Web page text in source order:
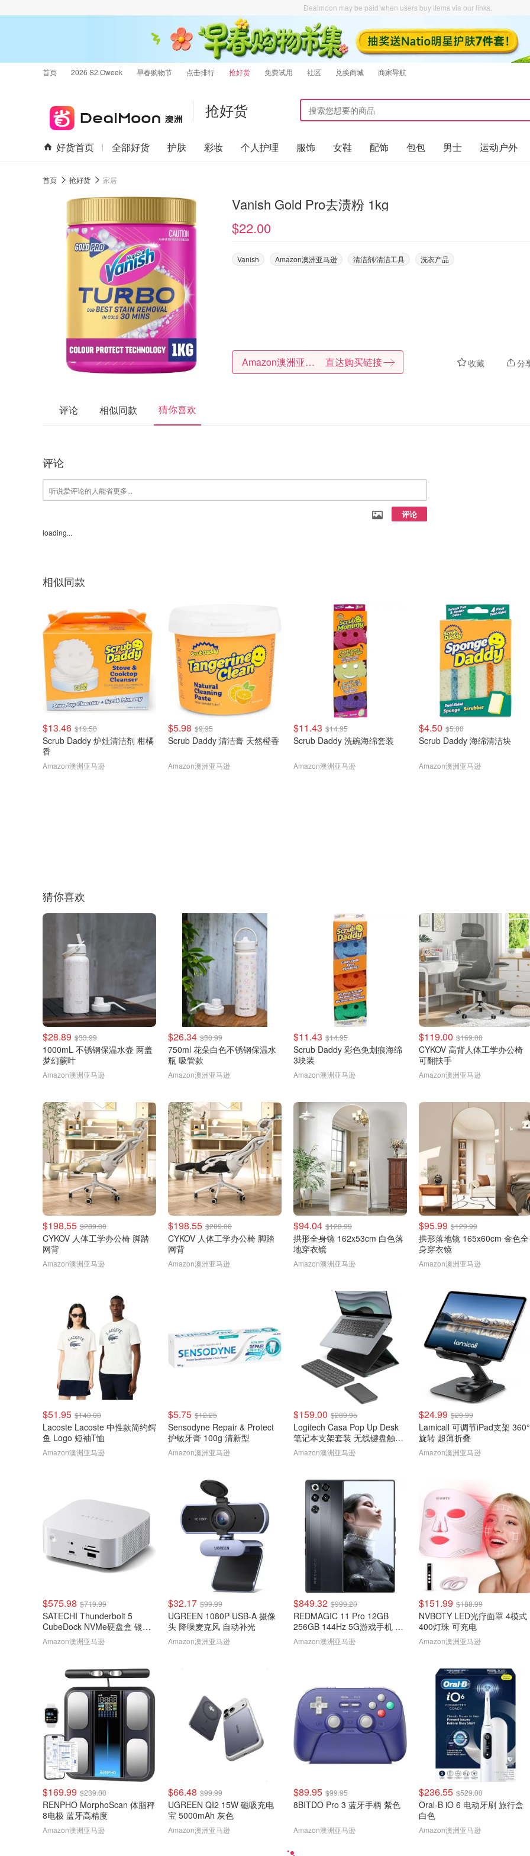
Dealmoon may be paid when users buy items via our links.
首页 2026 S2 Oweek 早春购物节 点击排行 抢好货 免费试用 社区 兑换商城 商家导航
抢好货
好货首页 全部好货 护肤 彩妆 个人护理 服饰 女鞋 配饰 包包 男士 运动户外
首页 抢好货 家居
Vanish Gold Pro去渍粉 1kg
$22.00
Vanish Amazon澳洲亚马逊 清洁剂/清洁工具 洗衣产品
收藏 分
Amazon澳洲亚马逊 直达购买链接
评论 相似同款 猜你喜欢
评论
评论
loading...
相似同款
$13.46 $19.50
Scrub Daddy 炉灶清洁剂 柑橘
香
Amazon澳洲亚马逊
$5.98 $9.95
Scrub Daddy 清洁膏 天然橙香
Amazon澳洲亚马逊
$11.43 $14.95
Scrub Daddy 洗碗海绵套装
Amazon澳洲亚马逊
$4.50 $5.00
Scrub Daddy 海绵清洁块
Amazon澳洲亚马逊
猜你喜欢
$28.89 $33.99
1000mL 不锈钢保温水壶 两盖
梦幻蕨叶
Amazon澳洲亚马逊
$26.34 $30.99
750ml 花朵白色不锈钢保温水
瓶 吸管款
Amazon澳洲亚马逊
$11.43 $14.95
Scrub Daddy 彩色免划痕海绵
3块装
Amazon澳洲亚马逊
$119.00 $169.00
CYKOV 高背人体工学办公椅
可翻扶手
Amazon澳洲亚马逊
$198.55 $289.00
CYKOV 人体工学办公椅 脚踏
网背
Amazon澳洲亚马逊
$198.55 $289.00
CYKOV 人体工学办公椅 脚踏
网背
Amazon澳洲亚马逊
$94.04 $128.99
拱形全身镜 162x53cm 白色落
地穿衣镜
Amazon澳洲亚马逊
$95.99 $129.99
拱形落地镜 165x60cm 金色全
身穿衣镜
Amazon澳洲亚马逊
$51.95 $140.00
Lacoste Lacoste 中性款简约鳄
鱼 Logo 短袖T恤
Amazon澳洲亚马逊
$5.75 $12.25
Sensodyne Repair & Protect
护敏牙膏 100g 清新型
Amazon澳洲亚马逊
$159.00 $289.95
Logitech Casa Pop Up Desk
笔记本支架套装 无线键盘触控
板
Amazon澳洲亚马逊
$24.99 $29.99
Lamicall 可调节iPad支架 360°
旋转 超薄折叠
Amazon澳洲亚马逊
$575.98 $719.99
SATECHI Thunderbolt 5
CubeDock NVMe硬盘盒 银色
80Gbps 140W扩展坞
Amazon澳洲亚马逊
$32.17 $99.99
UGREEN 1080P USB-A 摄像
头 降噪麦克风 自动补光
Amazon澳洲亚马逊
$849.32 $999.20
REDMAGIC 11 Pro 12GB
256GB 144Hz 5G游戏手机 黑
色
Amazon澳洲亚马逊
$151.99 $188.99
NVBOTY LED光疗面罩 4模式
400灯珠 可充电
Amazon澳洲亚马逊
$169.99 $239.00
RENPHO MorphoScan 体脂秤
8电极 蓝牙高精度
Amazon澳洲亚马逊
$66.48 $99.99
UGREEN QI2 15W 磁吸充电
宝 5000mAh 灰色
Amazon澳洲亚马逊
$89.95 $99.95
8BITDO Pro 3 蓝牙手柄 紫色
Amazon澳洲亚马逊
$236.55 $529.00
Oral-B iO 6 电动牙刷 旅行盒
白色
Amazon澳洲亚马逊